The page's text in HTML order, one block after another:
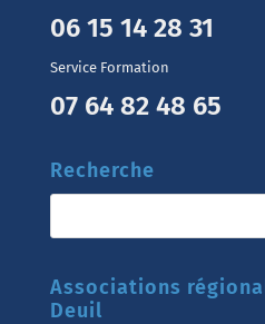
06 15 14 28 31
Service Formation
07 64 82 48 65
Recherche
Associations
Deuil